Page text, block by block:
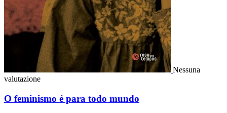
Nessuna
valutazione
O feminismo é para todo mundo